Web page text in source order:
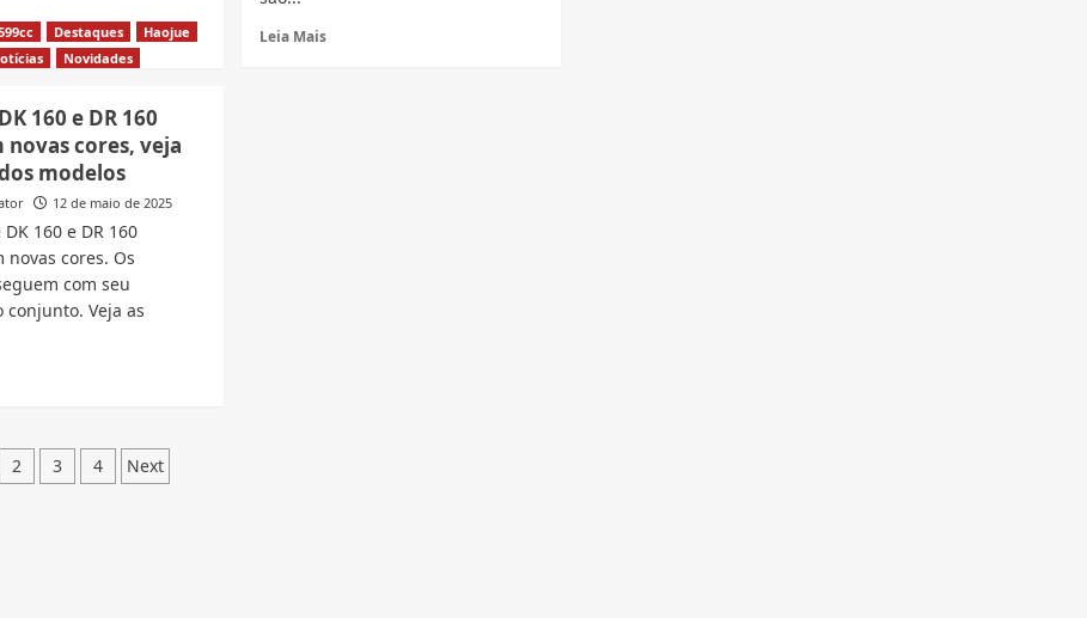
Leia MaisRead
Destaques
Haojue
Novidades
160 e DR 160
novas cores, veja
modelos
12 de maio de 2025
160 e DR 160
novas cores. Os
com seu
conjunto. Veja as
2 3 4 Next